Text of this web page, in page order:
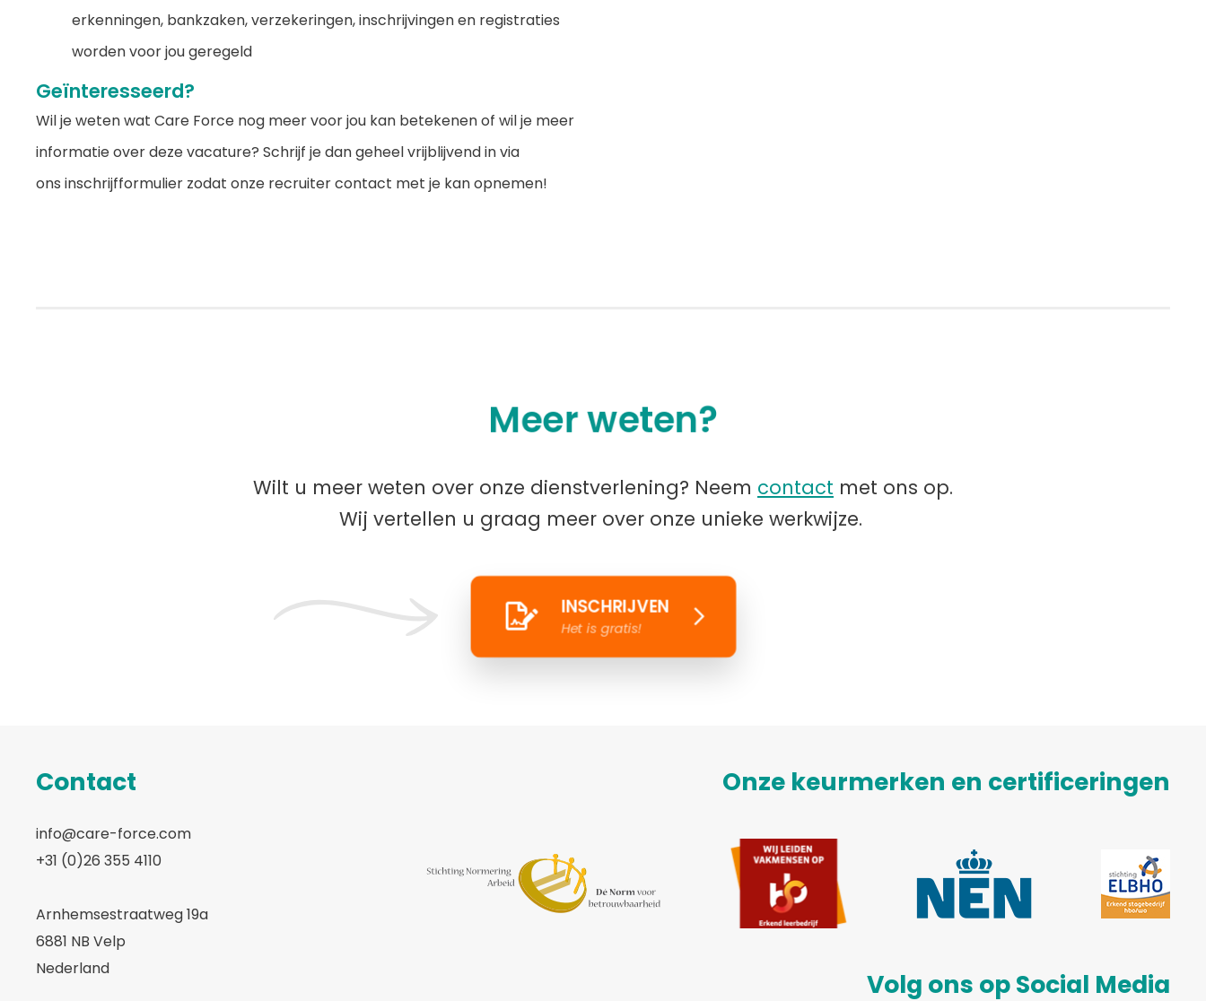
erkenningen, bankzaken, verzekeringen, inschrijvingen en registraties
worden voor jou geregeld
Geïnteresseerd?
Wil je weten wat Care Force nog meer voor jou kan betekenen of wil je meer
informatie over deze vacature? Schrijf je dan geheel vrijblijvend in via
ons inschrijfformulier zodat onze recruiter contact met je kan opnemen!
Meer weten?
Wilt u meer weten over onze dienstverlening? Neem contact met ons op.
Wij vertellen u graag meer over onze unieke werkwijze.
INSCHRIJVEN
Het is gratis!
Contact
info@care-force.com
+31 (0)26 355 4110
Arnhemsestraatweg 19a
6881 NB Velp
Nederland
Onze keurmerken en certificeringen
Volg ons op Social Media